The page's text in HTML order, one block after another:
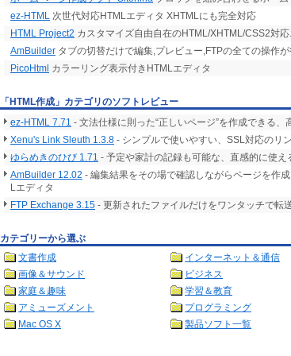
ez-HTML 次世代対応HTMLエディタ XHTMLにも完全対応
HTML Project2 カスタマイズ自由自在のHTML/XHTML/CSS2対応
AmBuilder タブの切替だけで編集,プレビュー,FTPの全ての操作
PicoHtml カラーリング表示付きHTMLエディタ
「HTML作成」カテゴリのソフトレビュー
ez-HTML 7.71 - 文法仕様に則った“正しいページ”を作成できる
Xenu's Link Sleuth 1.3.8 - シンプルで使いやすい、SSL対応のリ
ゆらめきのひび 1.71 - 予定や家計の記録も可能な、直感的に使え
AmBuilder 12.02 - 編集結果をその場で確認しながらページを作
Lエディタ
FTP Exchange 3.15 - 更新されたファイルだけをワンタッチで転
カテゴリーから選ぶ
文書作成
インターネット＆通信
画像＆サウンド
ビジネス
家庭＆趣味
学習＆教育
アミューズメント
プログラミング
Mac OS X
製品ソフト一覧